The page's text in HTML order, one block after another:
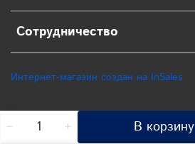
В корзину
Сотрудничество
Интернет-магазин создан на InSales